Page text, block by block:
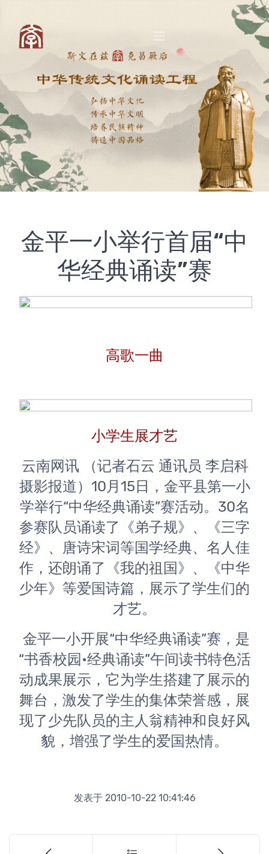
金平一小举行首届“中
华经典诵读”赛
高歌一曲
小学生展才艺
摄影报道）10月15日，金平县第一小
学举行“中华经典诵读”赛活动。30名
参赛队员诵读了《弟子规》、《三字
经》、唐诗宋词等国学经典、名人佳
作，还朗诵了《我的祖国》、《中华
少年》等爱国诗篇，展示了学生们的
才艺。
“书香校园•经典诵读”午间读书特色活
动成果展示，它为学生搭建了展示的
舞台，激发了学生的集体荣誉感，展
现了少先队员的主人翁精神和良好风
貌，增强了学生的爱国热情。
发表于 2010-10-22 10:41:46